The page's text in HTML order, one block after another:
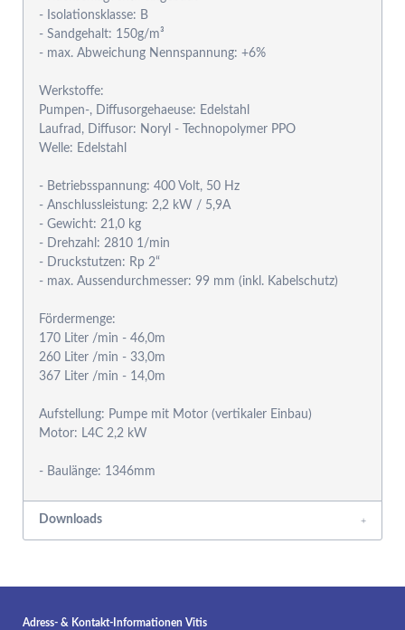
- Isolationsklasse: B
- Sandgehalt: 150g/m³
- max. Abweichung Nennspannung: +6%
Werkstoffe:
Pumpen-, Diffusorgehaeuse: Edelstahl
Laufrad, Diffusor: Noryl - Technopolymer PPO
Welle: Edelstahl
- Betriebsspannung: 400 Volt, 50 Hz
- Anschlussleistung: 2,2 kW / 5,9A
- Gewicht: 21,0 kg
- Drehzahl: 2810 1/min
- Druckstutzen: Rp 2“
- max. Aussendurchmesser: 99 mm (inkl. Kabelschutz)
Fördermenge:
170 Liter /min - 46,0m
260 Liter /min - 33,0m
367 Liter /min - 14,0m
Aufstellung: Pumpe mit Motor (vertikaler Einbau)
Motor: L4C 2,2 kW
Downloads
Adress- & Kontakt-Informationen Vitis